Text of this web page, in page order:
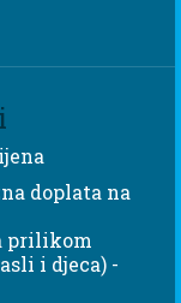
doplata na
prilikom
i djeca) -